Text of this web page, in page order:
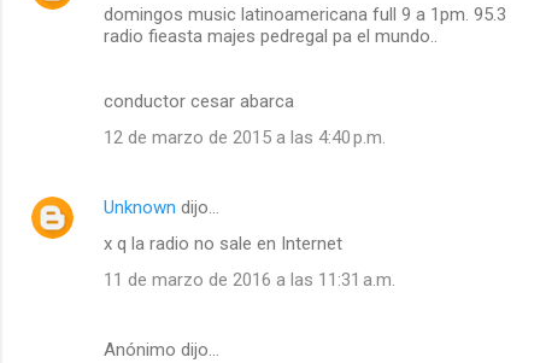
domingos music latinoamericana full 9 a 1pm. 95.3
radio fieasta majes pedregal pa el mundo..
conductor cesar abarca
12 de marzo de 2015 a las 4:40 p.m.
Unknown dijo…
x q la radio no sale en Internet
11 de marzo de 2016 a las 11:31 a.m.
Anónimo dijo…